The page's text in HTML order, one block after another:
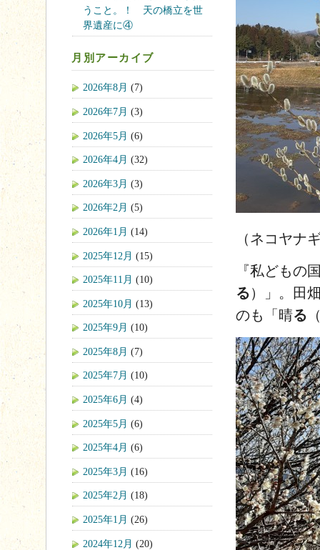
（ネコヤ
『私どもの
る）」。田
のも「晴る
うこと。！ 天の橋立を世
界遺産に④
月別アーカイブ
2026年8月 (7)
2026年7月 (3)
2026年5月 (6)
2026年4月 (32)
2026年3月 (3)
2026年2月 (5)
2026年1月 (14)
2025年12月 (15)
2025年11月 (10)
2025年10月 (13)
2025年9月 (10)
2025年8月 (7)
2025年7月 (10)
2025年6月 (4)
2025年5月 (6)
2025年4月 (6)
2025年3月 (16)
2025年2月 (18)
2025年1月 (26)
2024年12月 (20)